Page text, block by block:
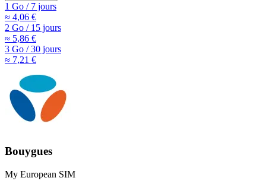
1 Go /7 jours
≈ 4,06 €
2 Go /15 jours
≈ 5,86 €
3 Go /30 jours
≈ 7,21 €
Bouygues
My European SIM